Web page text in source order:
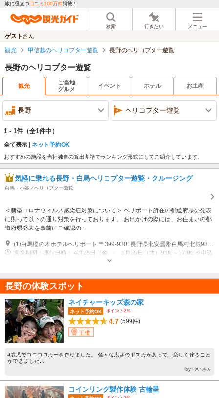
旅に役立つ口コミ100万件掲載！
検索 行きたい メニュー
ゲスト さん
観光 甲信越のヘリコプター遊覧 長野のヘリコプター遊覧
長野のヘリコプター遊覧
観光
ご当地
グルメ
イベント ホテル お土産
長野 ヘリコプター遊覧
1 - 1件 （全1件中）
全て表示 ネット予約OK
おすすめの施設を当社独自の算出基準でランキング形式にしてご紹介しています。
気軽に乗れる長野・白馬ヘリコプター遊覧・クルージング
白馬・小谷／ヘリコプター遊覧
＜新型コロナウィルス感染症対策について＞ ヘリポート所在の都道府県の発表
に則って以下の通り対策を行っております。 お出かけの際には、お住まいの都
道府県発表を事前にご確認の...
営業期間：運行日時： 4月29日（金）- 5月05日（木）9:00～17:00 ※申込
締切：開催日前日17:00まで ※事前予約制
長野の体験スポット
ネイチャーキッズ森の家
ネット予約OK ポイント2％
4.7 (599件)
王道
4歳児でコロコロカーを作りました。 色々な太さのポスカがあって、楽しく作ること
ができました...
by ゆいさん
コインリング製作体験 古輪星